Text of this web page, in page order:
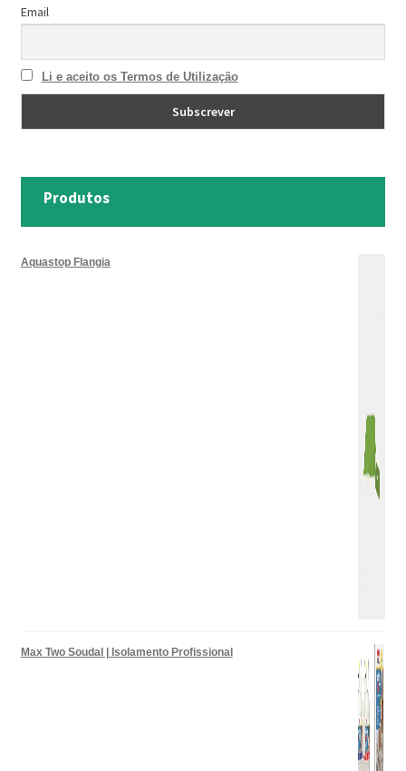
Email
Li e aceito os Termos de Utilização
Produtos
Aquastop Flangia
Max Two Soudal | Isolamento Profissional